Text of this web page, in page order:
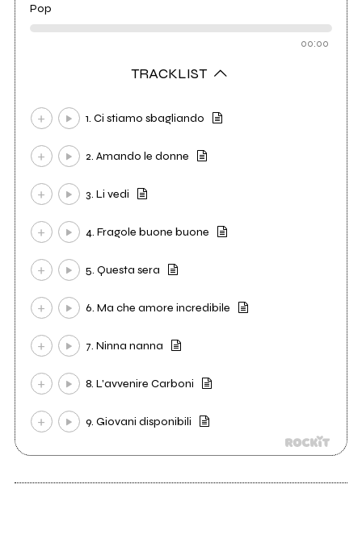
Pop
00:00
TRACKLIST
1. Ci stiamo sbagliando
2. Amando le donne
3. Li vedi
4. Fragole buone buone
5. Questa sera
6. Ma che amore incredibile
7. Ninna nanna
8. L'avvenire Carboni
9. Giovani disponibili